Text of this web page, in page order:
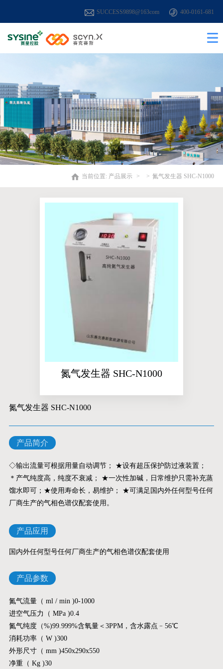
SUCCESS9898@163com 400-0161-681
当前位置: 产品展示 氮气发生器 SHC-N1000
氮气发生器 SHC-N1000
氮气发生器 SHC-N1000
产品简介
◇输出流量可根据用量自动调节； ★设有超压保护防过液装置；
＊产气纯度高，纯度不衰减； ★一次性加碱，日常维护只需补充蒸
馏水即可；★使用寿命长，易维护； ★可满足国内外任何型号任何
厂商生产的气相色谱仪配套使用。
产品应用
国内外任何型号任何厂商生产的气相色谱仪配套使用
产品参数
氮气流量（ ml / min )0-1000
进空气压力（ MPa )0.4
氮气纯度（%)99.999%含氧量＜3PPM，含水露点﹣56℃
消耗功率（ W )300
外形尺寸（ mm )450x290x550
净重（ Kg )30